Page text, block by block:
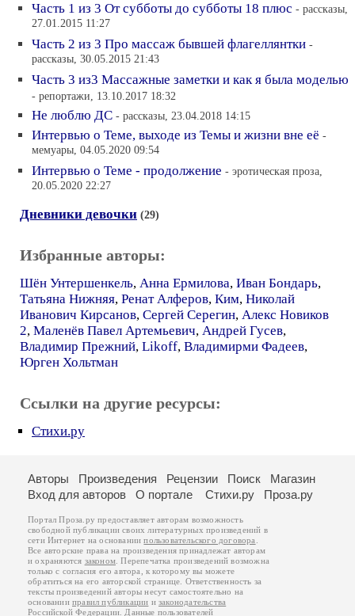
Часть 1 из 3 От субботы до субботы 18 плюс - рассказы,
27.01.2015 11:27
Часть 2 из 3 Про массаж бывшей флагеллянтки -
рассказы, 30.05.2015 21:43
Часть 3 из3 Массажные заметки и как я была моделью
- репортажи, 13.10.2017 18:32
Не люблю ДС - рассказы, 23.04.2018 14:15
Интервью о Теме, выходе из Темы и жизни вне её -
мемуары, 04.05.2020 09:54
Интервью о Теме - продолжение - эротическая проза,
20.05.2020 22:27
Дневники девочки (29)
Избранные авторы:
Шён Унтершенкель, Анна Ермилова, Иван Бондарь,
Татьяна Нижняя, Ренат Алферов, Ким, Николай
Иванович Кирсанов, Сергей Серегин, Алекс Новиков
2, Маленёв Павел Артемьевич, Андрей Гусев,
Владимир Прежний, Likoff, Владимирми Фадеев,
Юрген Хольтман
Ссылки на другие ресурсы:
Стихи.ру
Авторы Произведения Рецензии Поиск
Магазин
Вход для авторов
О портале Стихи.ру Проза.ру
Портал Проза.ру предоставляет авторам возможность
свободной публикации своих литературных произведений в
сети Интернет на основаниипользовательского договора
Все авторские права на произведения принадлежат авторам
и охраняются законом . Перепечатка произведений возможна
только с согласия его автора, к которому вы можете
обратиться на его авторской странице. Ответственность за
тексты произведений авторы несут самостоятельно на
основанииправил публикации изаконодательства
Российской Федерации . Данные пользователей